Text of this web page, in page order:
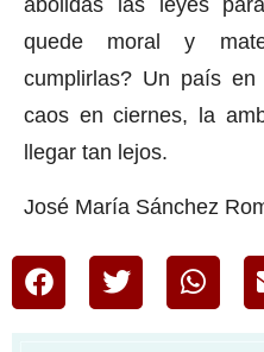
abolidas las leyes
quede moral y
cumplirlas? Un país
caos en ciernes, la
llegar tan lejos.
José María Sánchez